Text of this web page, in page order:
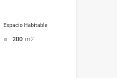
Espacio Habitable
200 m2